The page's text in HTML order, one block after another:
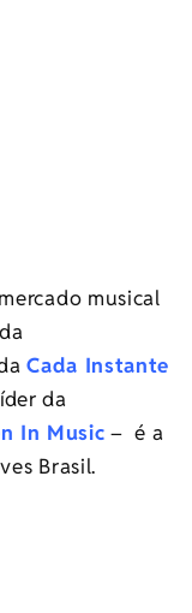
musical
Cada Instante
da
In Music – é a
Brasil.